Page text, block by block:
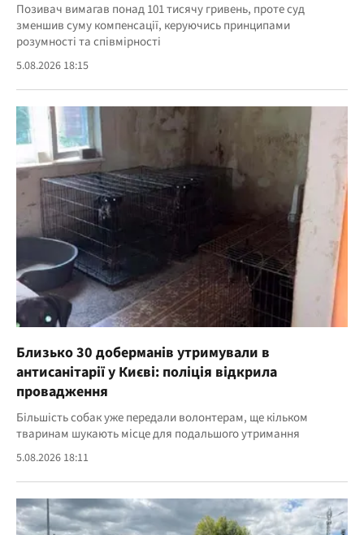
Позивач вимагав понад 101 тисячу гривень, проте суд
зменшив суму компенсації, керуючись принципами
розумності та співмірності
5.08.2026 18:15
Близько 30 доберманів утримували в
антисанітарії у Києві: поліція відкрила
провадження
Більшість собак уже передали волонтерам, ще кільком
тваринам шукають місце для подальшого утримання
5.08.2026 18:11